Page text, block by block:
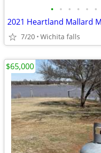
• • • • • •
2021 Heartland Mallard
7/20 Wichita falls
$65,000